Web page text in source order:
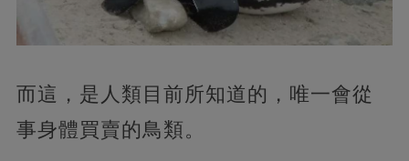
而這，是人類目前所知道的，唯一會從
事身體買賣的鳥類。